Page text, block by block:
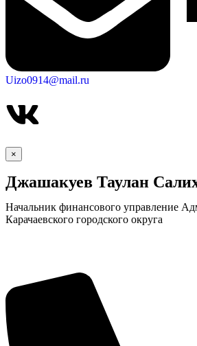
Uizo0914@mail.ru
×
Джашакуев Таулан
Начальник финансового управление
Карачаевского городского округа